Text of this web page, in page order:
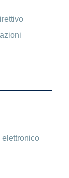
elettronico